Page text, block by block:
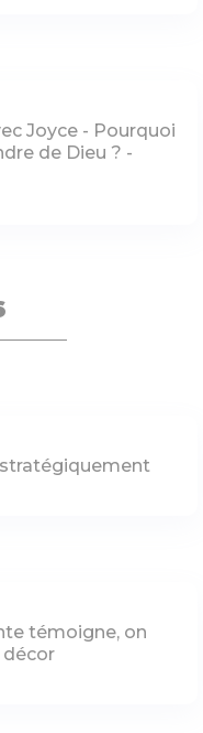
Joyce - Pourquoi
de Dieu ? -
témoigne, on
décor